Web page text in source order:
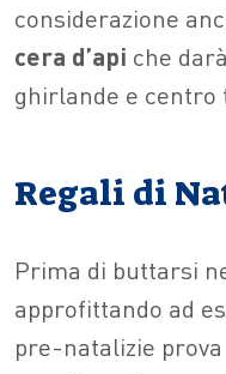
considerazione
cera d’api che
ghirlande e centro
Regali di
Prima di buttarsi
approfittando ad
pre-natalizie